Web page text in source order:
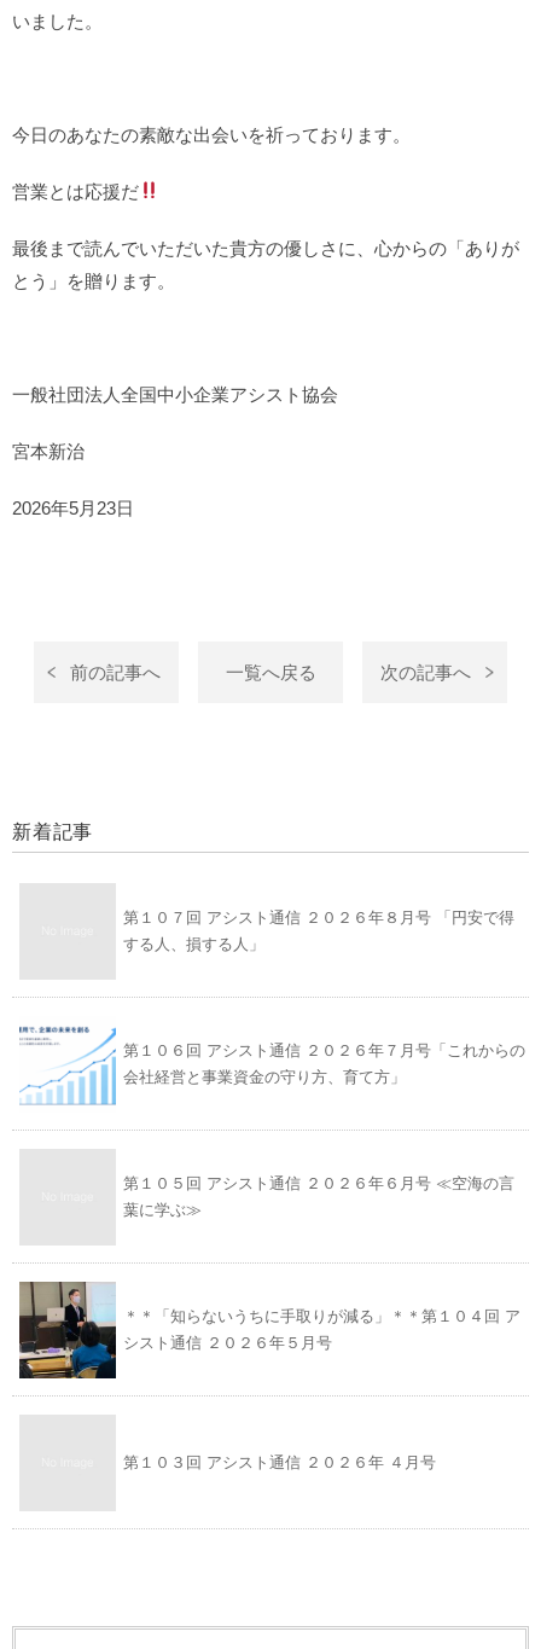
いました。
今日のあなたの素敵な出会いを祈っております。
営業とは応援だ
最後まで読んでいただいた貴方の優しさに、心からの「ありが
とう」を贈ります。
一般社団法人全国中小企業アシスト協会
宮本新治
2026年5月23日
前の記事へ 一覧へ戻る 次の記事へ
新着記事
第１０７回 アシスト通信 ２０２６年８月号 「円安で得
する人、損する人」
第１０６回 アシスト通信 ２０２６年７月号「これからの
会社経営と事業資金の守り方、育て方」
第１０５回 アシスト通信 ２０２６年６月号 ≪空海の言
葉に学ぶ≫
＊＊「知らないうちに手取りが減る」＊＊第１０４回 ア
シスト通信 ２０２６年５月号
第１０３回 アシスト通信 ２０２６年 ４月号